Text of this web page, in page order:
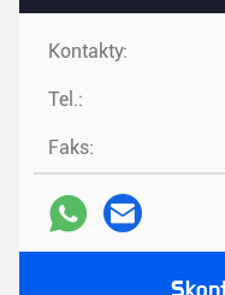
Kontakty:
Tel.:
Faks: